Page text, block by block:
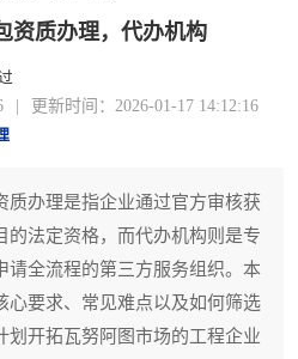
资质办理，代办机构
更新时间：2026-01-17 14:12:16
质办理是指企业通过官方审核获
的法定资格，而代办机构则是专
请全流程的第三方服务组织。本
心要求、常见难点以及如何筛选
划开拓瓦努阿图市场的工程企业